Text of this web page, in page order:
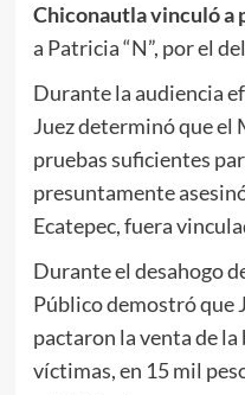
Chiconautlavinculó a
a Patricia “N”, por el
Durante la audiencia
Juez determinó que
pruebas suficientes
presuntamente
Ecatepec, fuera
Durante el desahogo
Público demostró que
pactaron la venta de la
víctimas, en 15 mil